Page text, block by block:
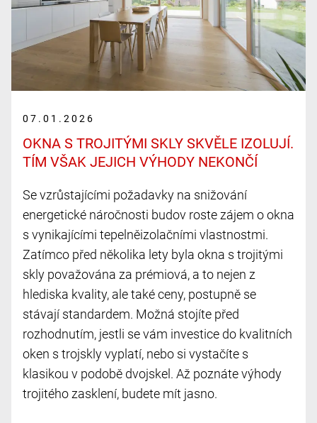
07.01.2026
OKNA S TROJITÝMI SKLY SKVĚLE IZOLUJÍ.
TÍM VŠAK JEJICH VÝHODY NEKONČÍ
Se vzrůstajícími požadavky na snižování
energetické náročnosti budov roste zájem o okna
s vynikajícími tepelněizolačními vlastnostmi.
Zatímco před několika lety byla okna s trojitými
skly považována za prémiová, a to nejen z
hlediska kvality, ale také ceny, postupně se
stávají standardem. Možná stojíte před
rozhodnutím, jestli se vám investice do kvalitních
oken s trojskly vyplatí, nebo si vystačíte s
klasikou v podobě dvojskel. Až poznáte výhody
trojitého zasklení, budete mít jasno.